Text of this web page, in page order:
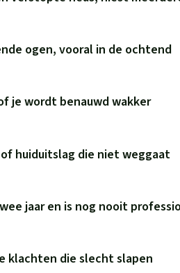
ogen, vooral in de ochtend
je wordt benauwd wakker
huiduitslag die niet weggaat
jaar en is nog nooit
klachten die slecht slapen